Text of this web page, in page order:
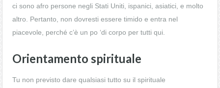
ci sono afro persone negli Stati Uniti, ispanici, asiatici, e molto
altro. Pertanto, non dovresti essere timido e entra nel
piacevole, perché c’è un po ‘di corpo per tutti qui.
Orientamento spirituale
Tu non previsto dare qualsiasi tutto su il spirituale